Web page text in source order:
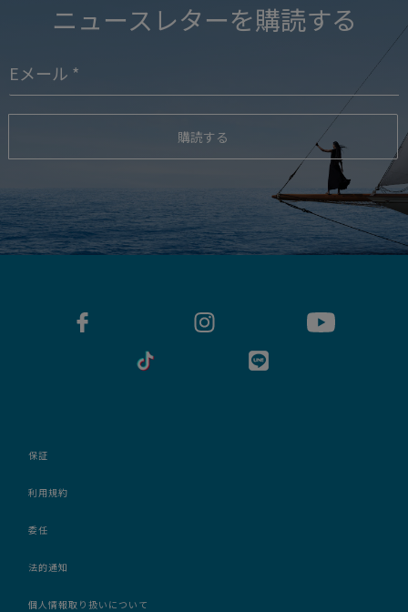
ニュースレターを購読する
購読する
保証
利用規約
委任
法的通知
個人情報取り扱いについて